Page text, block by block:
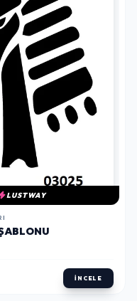
LUSTWAY
İNCELE